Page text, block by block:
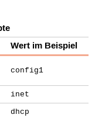
Wert im Beispiel
config1
inet
dhcp